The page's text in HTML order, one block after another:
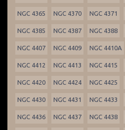
NGC 4365 NGC 4370 NGC 4371
NGC 4385 NGC 4387 NGC 4388
NGC 4407 NGC 4409 NGC 4410A
NGC 4412 NGC 4413 NGC 4415
NGC 4420 NGC 4424 NGC 4425
NGC 4430 NGC 4431 NGC 4433
NGC 4436 NGC 4437 NGC 4438